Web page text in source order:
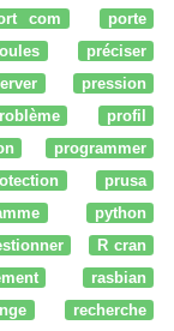
com
porte
préciser
pression
profil
programmer
prusa
python
R cran
rasbian
recherche